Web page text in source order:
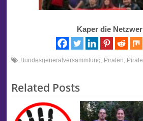
Kaper die
Bundesgeneralversammlung Piraten
Related Posts